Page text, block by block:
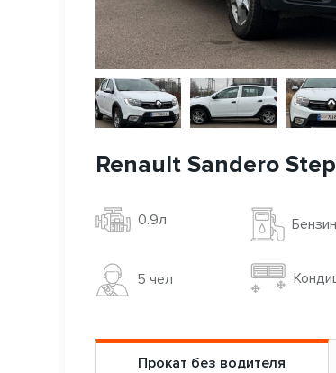
Renault Sandero
0.9л Бензин
5 чел
Прокат без водителя